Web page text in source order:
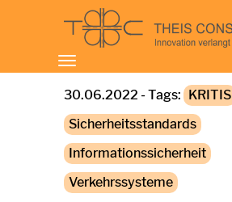
Toggle
navigation
30.06.2022 - Tags: KRITIS
Sicherheitsstandards
Informationssicherheit
Verkehrssysteme